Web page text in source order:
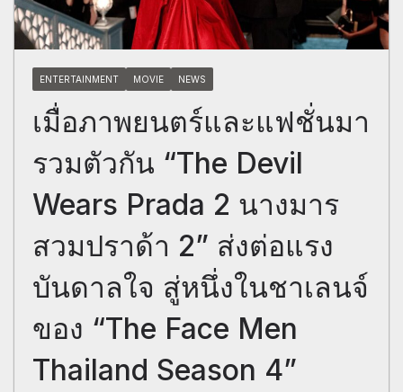
ENTERTAINMENT MOVIE NEWS
เมื่อภาพยนตร์และแฟชั่นมา
รวมตัวกัน “The Devil
Wears Prada 2 นางมาร
สวมปราด้า 2” ส่งต่อแรง
บันดาลใจ สู่หนึ่งในชาเลนจ์
ของ “The Face Men
Thailand Season 4”